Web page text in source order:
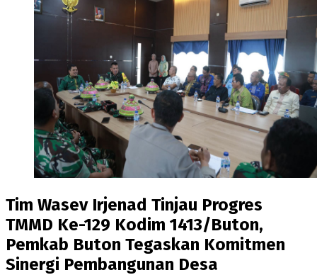
Tim Wasev Irjenad Tinjau Progres
TMMD Ke-129 Kodim 1413/Buton,
Pemkab Buton Tegaskan Komitmen
Sinergi Pembangunan Desa